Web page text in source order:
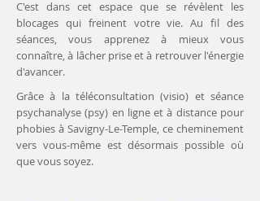
C'est dans cet espace que se révèlent les
blocages qui freinent votre vie. Au fil des
séances, vous apprenez à mieux vous
connaître, à lâcher prise et à retrouver l'énergie
d'avancer.
Grâce à la téléconsultation (visio) et séance
psychanalyse (psy) en ligne et à distance pour
phobies à Savigny-Le-Temple, ce cheminement
vers vous-même est désormais possible où
que vous soyez.